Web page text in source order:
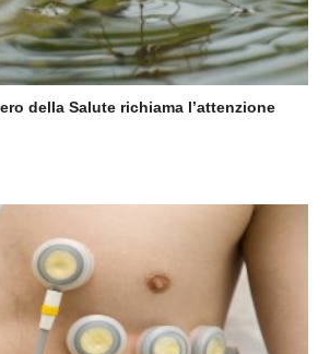
della Salute richiama l’attenzione